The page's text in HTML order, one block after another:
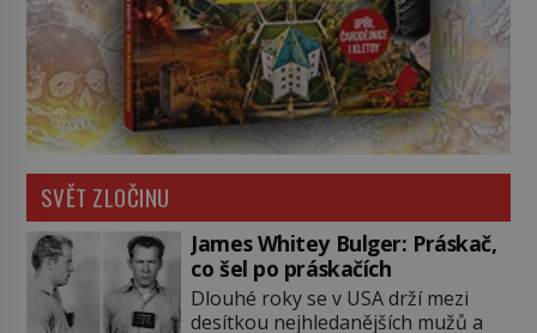
SVĚT ZLOČINU
James Whitey Bulger: Práskač,
co šel po práskačích
Dlouhé roky se v USA drží mezi
desítkou nejhledanějších mužů a